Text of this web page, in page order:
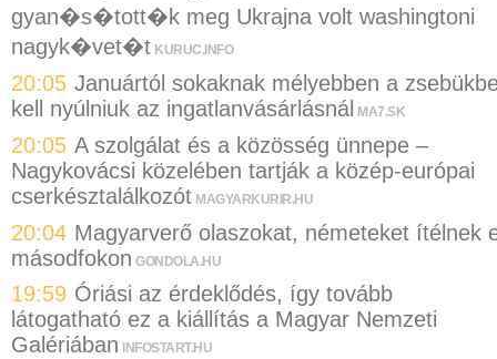
gyan�s�tott�k meg Ukrajna volt washingtoni
nagyk�vet�t KURUC.INFO
20:05 Januártól sokaknak mélyebben a
kell nyúlniuk az ingatlanvásárlásnál
MA7.SK
20:05 A szolgálat és a közösség ünnepe –
Nagykovácsi közelében tartják a közép-európai
cserkésztalálkozót MAGYARKURIR.HU
20:04 Magyarverő olaszokat, németeket ítélnek
másodfokon GONDOLA.HU
19:59 Óriási az érdeklődés, így tovább
látogatható ez a kiállítás a Magyar Nemzeti
Galériában
INFOSTART.HU